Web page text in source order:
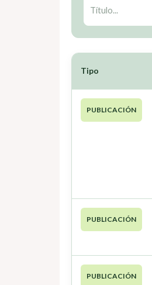
Tipo
PUBLICACIÓN
PUBLICACIÓN
PUBLICACIÓN